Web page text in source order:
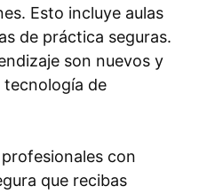
Esto incluye aulas
de práctica seguras.
son nuevos y
tecnología de
con
que recibas